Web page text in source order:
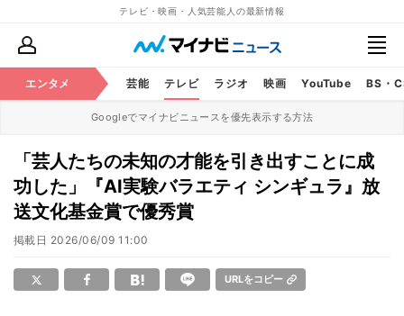
テレビ・映画・人気芸能人の最新情報
エンタメ 芸能 テレビ ラジオ 映画 YouTube BS・
Googleでマイナビニュースを優先表示する方法
「芸人たちの未知の才能を引き出すことに成
功した」『AI実験バラエティ シンギュラ』放
送文化基金賞で優秀賞
掲載日 2026/06/09 11:00
URLをコピー